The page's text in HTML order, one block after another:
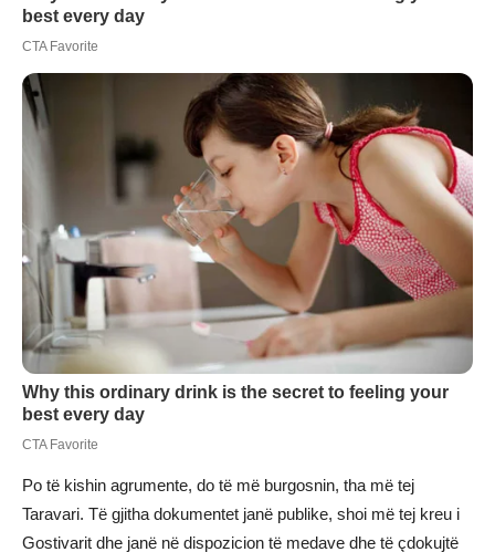
Po të kishin agrumente, do të më burgosnin, tha më tej
Taravari. Të gjitha dokumentet janë publike, shoi më tej kreu i
Gostivarit dhe janë në dispozicion të medave dhe të çdokujtë